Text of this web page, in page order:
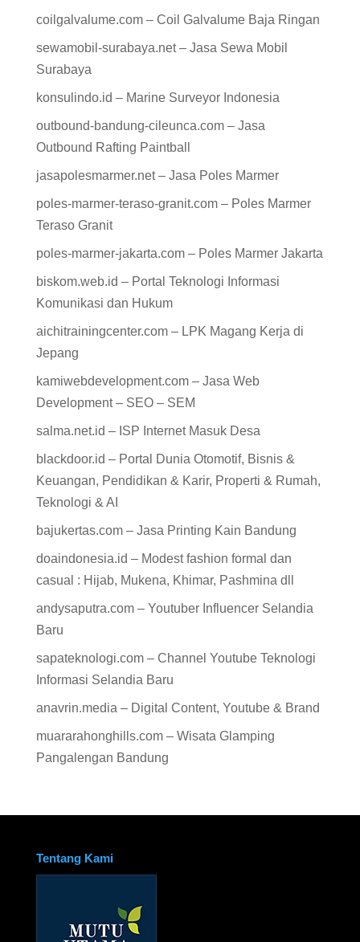
coilgalvalume.com – Coil Galvalume Baja Ringan
sewamobil-surabaya.net – Jasa Sewa Mobil
Surabaya
konsulindo.id – Marine Surveyor Indonesia
outbound-bandung-cileunca.com – Jasa
Outbound Rafting Paintball
jasapolesmarmer.net – Jasa Poles Marmer
poles-marmer-teraso-granit.com – Poles Marmer
Teraso Granit
poles-marmer-jakarta.com – Poles Marmer Jakarta
biskom.web.id – Portal Teknologi Informasi
Komunikasi dan Hukum
aichitrainingcenter.com – LPK Magang Kerja di
Jepang
kamiwebdevelopment.com – Jasa Web
Development – SEO – SEM
salma.net.id – ISP Internet Masuk Desa
blackdoor.id – Portal Dunia Otomotif, Bisnis &
Keuangan, Pendidikan & Karir, Properti & Rumah,
Teknologi & AI
bajukertas.com – Jasa Printing Kain Bandung
doaindonesia.id – Modest fashion formal dan
casual : Hijab, Mukena, Khimar, Pashmina dll
andysaputra.com – Youtuber Influencer Selandia
Baru
sapateknologi.com – Channel Youtube Teknologi
Informasi Selandia Baru
anavrin.media – Digital Content, Youtube & Brand
muararahonghills.com – Wisata Glamping
Pangalengan Bandung
Tentang Kami